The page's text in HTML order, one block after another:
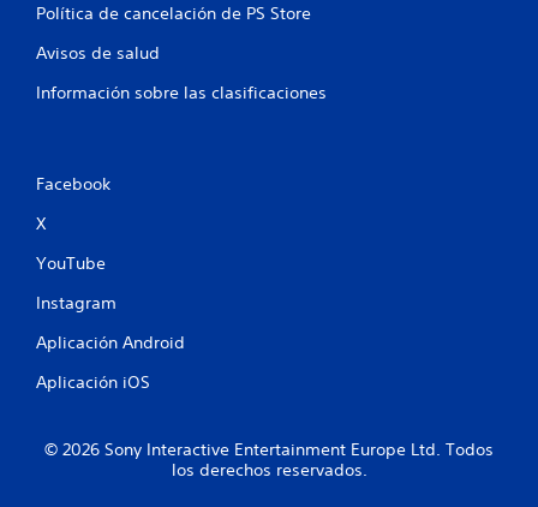
Política de cancelación de PS Store
Avisos de salud
Información sobre las clasificaciones
Facebook
X
YouTube
Instagram
Aplicación Android
Aplicación iOS
© 2026 Sony Interactive Entertainment Europe Ltd. Todos
los derechos reservados.